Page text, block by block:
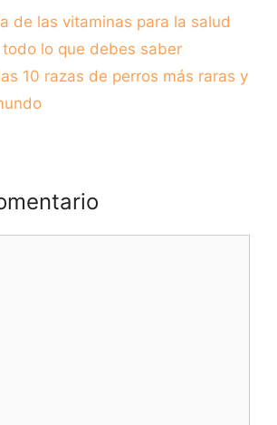
de las vitaminas para la salud
lo que debes saber
10 razas de perros más raras y